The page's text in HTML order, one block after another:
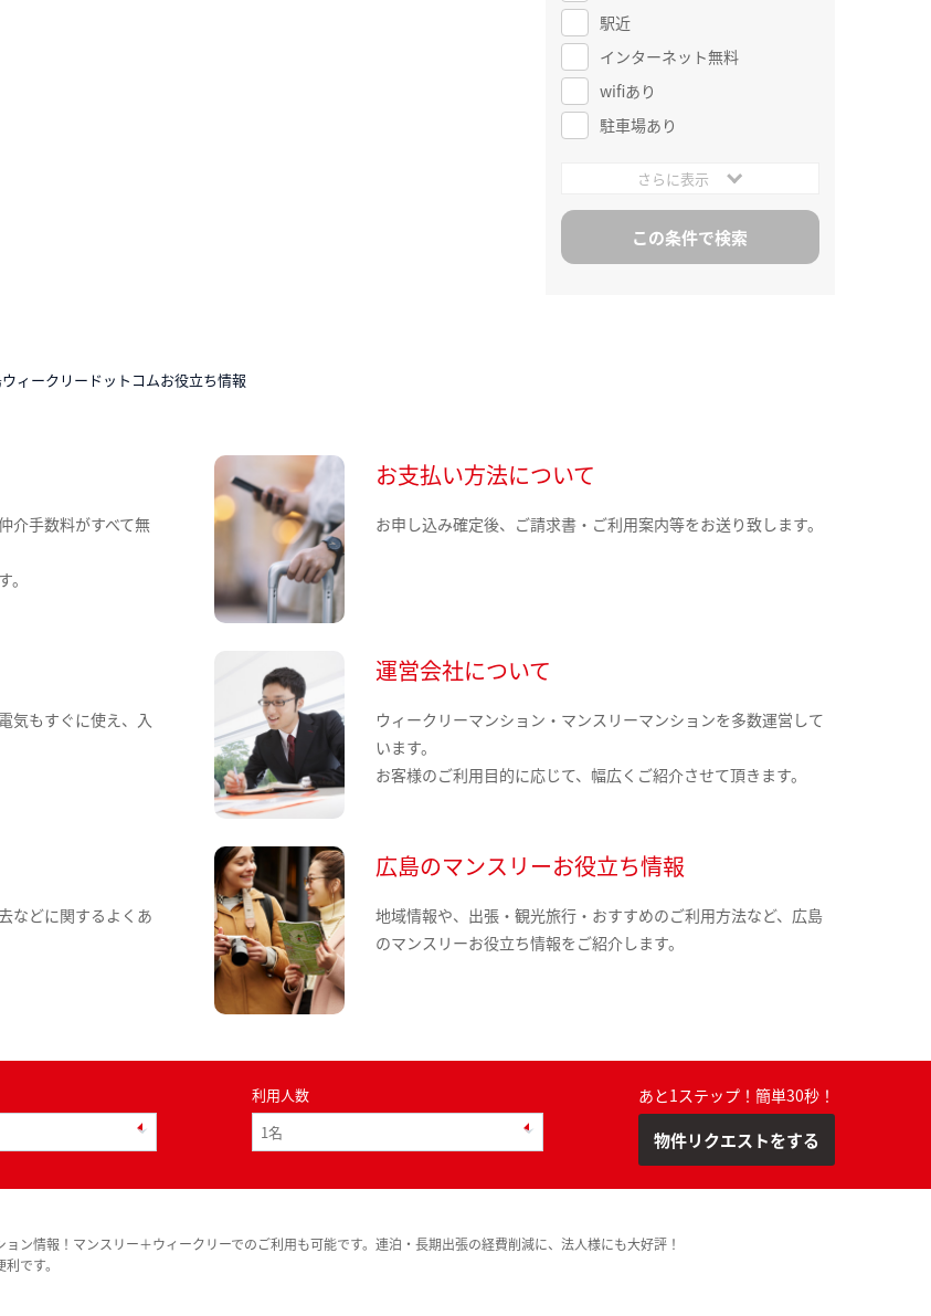
駅近
インターネット無料
wifiあり
駐車場あり
さらに表示
ィークリードットコムお役立ち情報
介手数料がすべて無
お支払い方法について
お申し込み確定後、ご請求書・ご利用案内等をお送り致します。
気もすぐに使え、入
運営会社について
ウィークリーマンション・マンスリーマンションを多数運営して
います。
お客様のご利用目的に応じて、幅広くご紹介させて頂きます。
などに関するよくあ
広島のマンスリーお役立ち情報
地域情報や、出張・観光旅行・おすすめのご利用方法など、広島
のマンスリーお役立ち情報をご紹介します。
利用人数 あと1ステップ！簡単30秒！
物件リクエストをする
ン情報！マンスリー＋ウィークリーでのご利用も可能です。連泊・長期出張の経費削減に、法人様にも大好評！
です。